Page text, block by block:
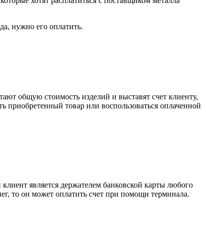
нужно его оплатить.
общую стоимость изделий и выставят счет клиенту,
приобретенный товар или воспользоваться оплаченной
является держателем банковской карты любого
то он может оплатить счет при помощи терминала.